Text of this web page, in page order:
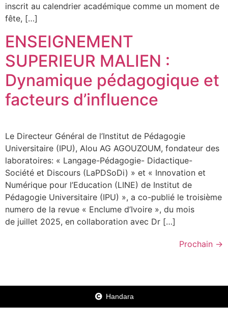
inscrit au calendrier académique comme un moment de
fête, […]
ENSEIGNEMENT
SUPERIEUR MALIEN :
Dynamique pédagogique et
facteurs d’influence
Le Directeur Général de l’Institut de Pédagogie
Universitaire (IPU), Alou AG AGOUZOUM, fondateur des
laboratoires: « Langage-Pédagogie- Didactique-
Société et Discours (LaPDSoDi) » et « Innovation et
Numérique pour l’Education (LINE) de Institut de
Pédagogie Universitaire (IPU) », a co-publié le troisième
numero de la revue « Enclume d’Ivoire », du mois
de juillet 2025, en collaboration avec Dr […]
Prochain →
Handara